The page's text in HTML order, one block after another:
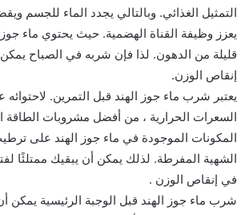
التمثيل الغذائي. وبالتالي يجدد الماء للجسم
يعزز وظيفة القناة الهضمية. حيث يحتوي ماء
قليلة من الدهون. لذا فإن شربه في الصباح
إنقاص الوزن.
يعتبر شرب ماء جوز الهند قبل التمرين.
السعرات الحرارية ، من أفضل مشروبات الطاقة
المكونات الموجودة في ماء جوز الهند على
الشهية المفرطة. لذلك يمكن أن يبقيك ممتلئًا
في إنقاص الوزن .
شرب ماء جوز الهند قبل الوجبة الرئيسية يمكن